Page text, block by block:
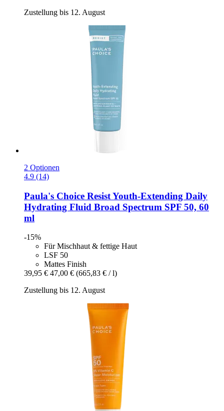
Zustellung bis 12. August
2 Optionen
4.9 (14)
Paula's Choice Resist Youth-​Extending Daily
Hydrating Fluid Broad Spectrum SPF 50, 60
ml
-15%
Für Mischhaut & fettige Haut
LSF 50
Mattes Finish
39,95 € 47,00 € (665,83 € / l)
Zustellung bis 12. August